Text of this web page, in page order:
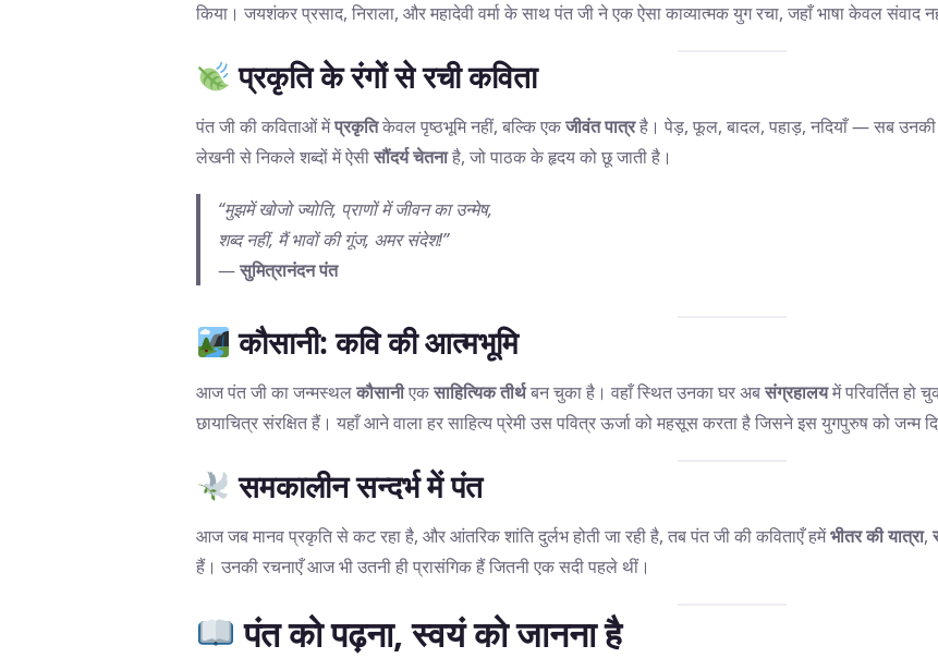
किया। जयशंकर प्रसाद, निराला, और महादेवी वर्मा के साथ पंत जी ने एक ऐसा काव्यात्मक युग रचा, जहाँ भाषा केवल संवाद
प्रकृति के रंगों से रची कविता
पंत जी की कविताओं मेंप्रकृतिकेवल पृष्ठभूमि नहीं, बल्कि एकजीवंत पात्रहै। पेड़, फूल, बादल, पहाड़, नदियाँ — सब
लेखनी से निकले शब्दों में ऐसीसौंदर्य चेतनाहै, जो पाठक के हृदय को छू जाती है।
“मुझमें खोजो ज्योति, प्राणों में जीवन का उन्मेष,
शब्द नहीं, मैं भावों की गूंज, अमर संदेश!”
—सुमित्रानंदन पंत
कौसानी: कवि की आत्मभूमि
आज पंत जी का जन्मस्थलकौसानीएकसाहित्यिक तीर्थबन चुका है। वहाँ स्थित उनका घर अबसंग्रहालयमें परिवर्तित हो
छायाचित्र संरक्षित हैं। यहाँ आने वाला हर साहित्य प्रेमी उस पवित्र ऊर्जा को महसूस करता है जिसने इस युगपुरुष को जन्म
समकालीन सन्दर्भ में पंत
आज जब मानव प्रकृति से कट रहा है, और आंतरिक शांति दुर्लभ होती जा रही है, तब पंत जी की कविताएँ हमेंभीतर की यात्रा,
हैं। उनकी रचनाएँ आज भी उतनी ही प्रासंगिक हैं जितनी एक सदी पहले थीं।
पंत को पढ़ना, स्वयं को जानना है